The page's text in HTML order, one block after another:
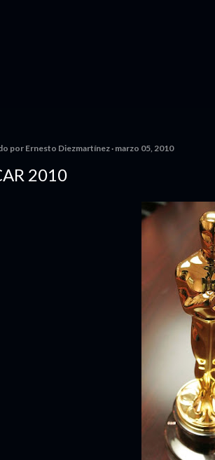
porErnesto Diezmartínez marzo 05, 2010
2010